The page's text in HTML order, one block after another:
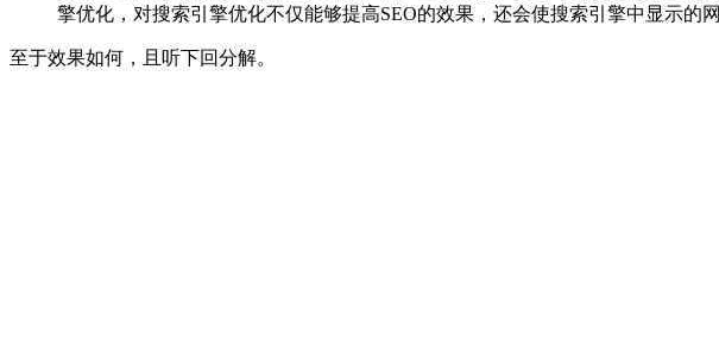
擎优化，对搜索引擎优化不仅能够提高SEO的效果，还会使搜索引擎中显示的
至于效果如何，且听下回分解。